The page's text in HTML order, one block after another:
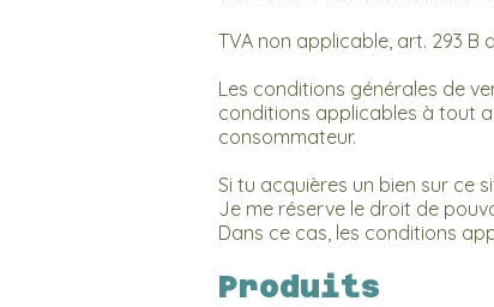
TVA non applicable, art. 293 B
Les conditions générales de
conditions applicables à tout
consommateur.
Si tu acquières un bien sur ce
Je me réserve le droit de
Dans ce cas, les conditions
Produits